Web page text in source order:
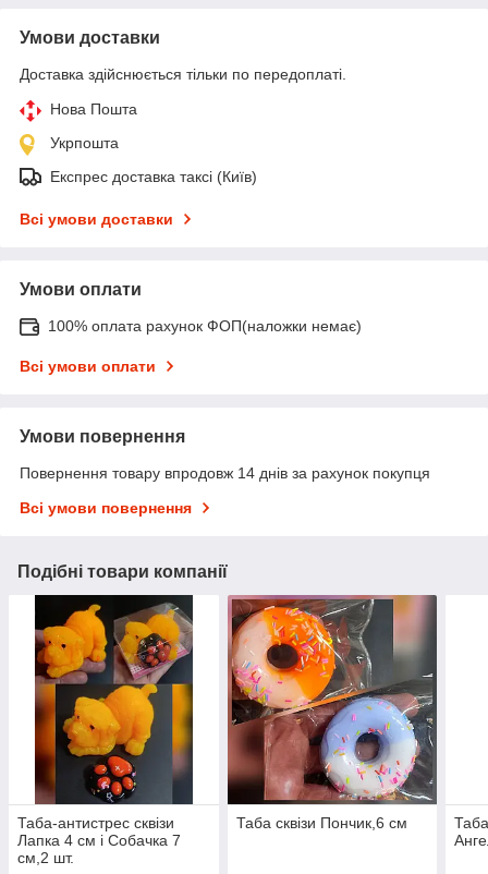
Умови доставки
Доставка здійснюється тільки по передоплаті.
Нова Пошта
Укрпошта
Експрес доставка таксі (Київ)
Всі умови доставки
Умови оплати
100% оплата рахунок ФОП(наложки немає)
Всі умови оплати
Умови повернення
Повернення товару впродовж 14 днів за рахунок покупця
Всі умови повернення
Подібні товари компанії
Таба-антистрес сквізи
Лапка 4 см і Собачка 7
см,2 шт.
Таба сквізи Пончик,6 см